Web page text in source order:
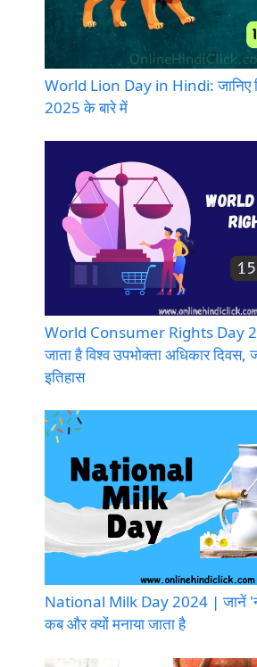
World Lion Day in Hindi: जानिए
2025 के बारे में
World Consumer Rights Day
जाता है विश्व उपभोक्ता अधिकार दिवस,
इतिहास
National Milk Day 2024 | जानें
कब और क्यों मनाया जाता है